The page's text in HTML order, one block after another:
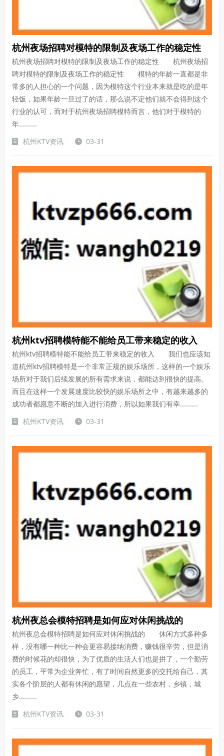
杭州夜场招聘对模特的限制及夜场工作的稳定性
杭州夜场招聘对模特的限制及夜场工作的稳定性 杭州夜场招
聘对模特的限制及夜场工作的稳定性 模特的年龄一直都是非
常多的人担心的一个问题，因为模特这个行业本来就是吃的是年
轻饭，如果年龄一旦过了的话，那么说不定他们就不会得到这个
行业的认可，而对于杭州夜场招聘模特而言，他们对于模特的
年.........
杭州KTV资讯
03-31
杭州ktv招聘模特能不能给员工带来稳定的收入
杭州ktv招聘模特能不能给员工带来稳定的收入 我们也应该知
道杭州ktv招聘模特是一个非常正规的娱乐场所，这样的一个娱乐
场所对于我们后续发展的所有需求来说，都能达到很快的提高。
而且在这样一个发展速度比较快的娱乐场所之中，有越来越多的
成功者都愿意不断的加入进行消费，所以如果我们有幸.........
杭州KTV资讯
03-31
杭州夜总会模特招聘是如何应对休闲挑战的
杭州夜总会模特招聘是如何应对休闲挑战的 休闲方式多种多
样，没有哪一种比一种会更容易接纳消费，赚钱很辛劳，但是消
费的时候花的却很快，为了优质的生活人们也是拼了，一个勤劳
的员工，平常为企业奔忙，有了时间自然更多的交托给自己，其
实各个阶层的人都有休闲的愿望，几点在一些农村，乡镇，城
乡.........
杭州KTV资讯
03-31